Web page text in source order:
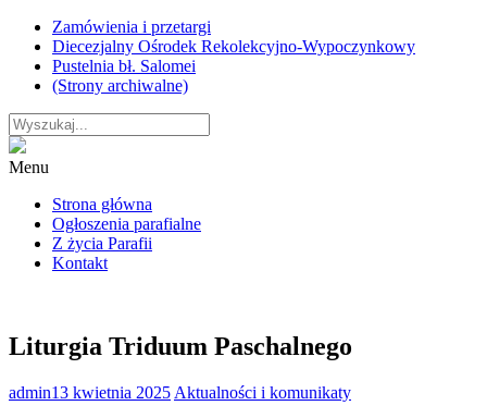
Skip
content
Zamówienia i przetargi
Diecezjalny Ośrodek Rekolekcyjno-Wypoczynkowy
Pustelnia bł. Salomei
(Strony archiwalne)
Menu
Strona główna
Ogłoszenia parafialne
Z życia Parafii
Kontakt
Liturgia Triduum Paschalnego
admin13 kwietnia 2025 Aktualności i komunikaty